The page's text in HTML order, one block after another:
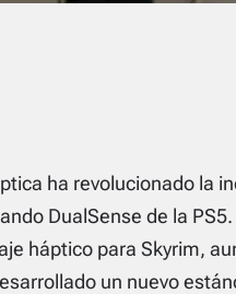
ha revolucionado la
DualSense de la
háptico para Skyrim,
un nuevo